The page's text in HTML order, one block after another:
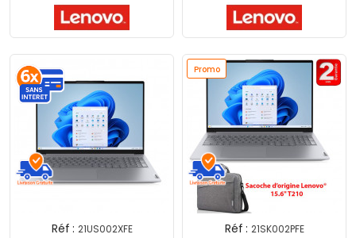
Réf : 21US002XFE
Promo
Réf : 21SK002PFE